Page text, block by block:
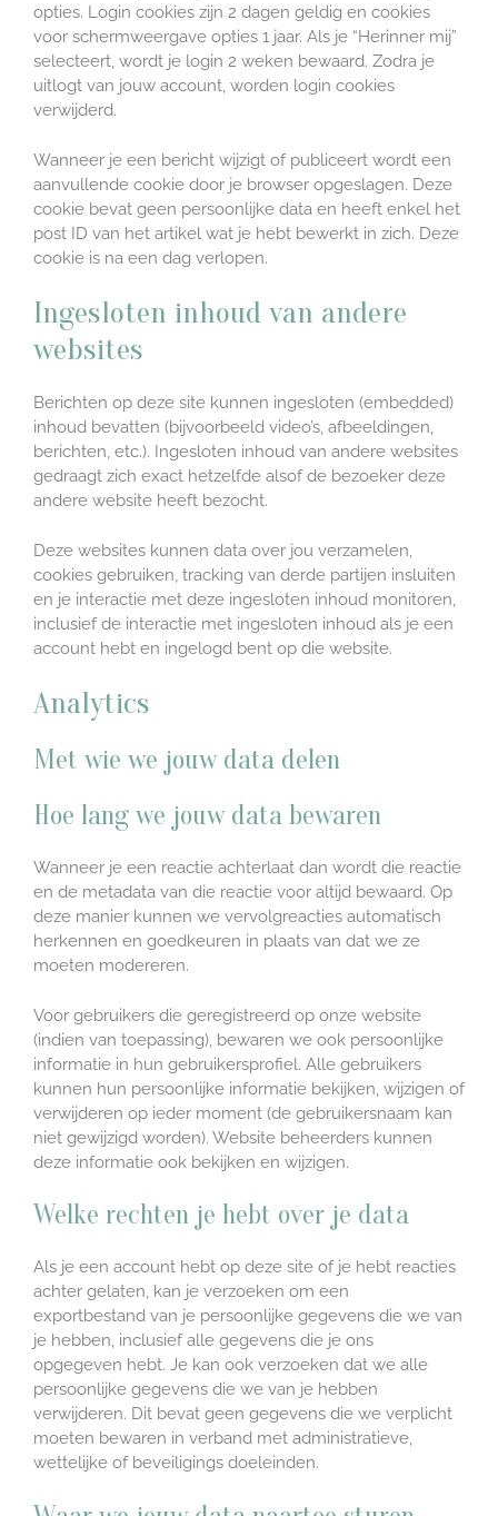
opties. Login cookies zijn 2 dagen geldig en cookies
voor schermweergave opties 1 jaar. Als je “Herinner mij”
selecteert, wordt je login 2 weken bewaard. Zodra je
uitlogt van jouw account, worden login cookies
verwijderd.
Wanneer je een bericht wijzigt of publiceert wordt een
aanvullende cookie door je browser opgeslagen. Deze
cookie bevat geen persoonlijke data en heeft enkel het
post ID van het artikel wat je hebt bewerkt in zich. Deze
cookie is na een dag verlopen.
Ingesloten inhoud van andere
websites
Berichten op deze site kunnen ingesloten (embedded)
inhoud bevatten (bijvoorbeeld video’s, afbeeldingen,
berichten, etc.). Ingesloten inhoud van andere websites
gedraagt zich exact hetzelfde alsof de bezoeker deze
andere website heeft bezocht.
Deze websites kunnen data over jou verzamelen,
cookies gebruiken, tracking van derde partijen insluiten
en je interactie met deze ingesloten inhoud monitoren,
inclusief de interactie met ingesloten inhoud als je een
account hebt en ingelogd bent op die website.
Analytics
Met wie we jouw data delen
Hoe lang we jouw data bewaren
Wanneer je een reactie achterlaat dan wordt die reactie
en de metadata van die reactie voor altijd bewaard. Op
deze manier kunnen we vervolgreacties automatisch
herkennen en goedkeuren in plaats van dat we ze
moeten modereren.
Voor gebruikers die geregistreerd op onze website
(indien van toepassing), bewaren we ook persoonlijke
informatie in hun gebruikersprofiel. Alle gebruikers
kunnen hun persoonlijke informatie bekijken, wijzigen of
verwijderen op ieder moment (de gebruikersnaam kan
niet gewijzigd worden). Website beheerders kunnen
deze informatie ook bekijken en wijzigen.
Welke rechten je hebt over je data
Als je een account hebt op deze site of je hebt reacties
achter gelaten, kan je verzoeken om een
exportbestand van je persoonlijke gegevens die we van
je hebben, inclusief alle gegevens die je ons
opgegeven hebt. Je kan ook verzoeken dat we alle
persoonlijke gegevens die we van je hebben
verwijderen. Dit bevat geen gegevens die we verplicht
moeten bewaren in verband met administratieve,
wettelijke of beveiligings doeleinden.